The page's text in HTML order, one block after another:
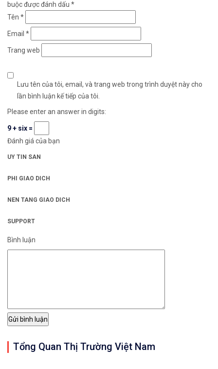
buộc được đánh dấu *
Tên *
Email *
Trang web
Lưu tên của tôi, email, và trang web trong trình duyệt này cho
lần bình luận kế tiếp của tôi.
Please enter an answer in digits:
9 + six =
Đánh giá của bạn
UY TIN SAN
PHI GIAO DICH
NEN TANG GIAO DICH
SUPPORT
Bình luận
Tổng Quan Thị Trường Việt Nam